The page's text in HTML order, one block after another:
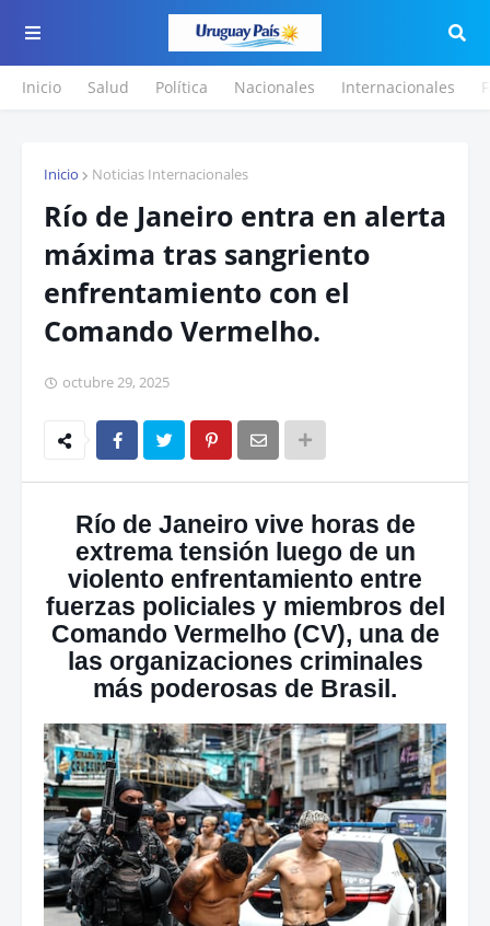
Inicio Salud Política Nacionales Internacionales
Inicio Noticias Internacionales
Río de Janeiro entra en alerta
máxima tras sangriento
enfrentamiento con el
Comando Vermelho.
octubre 29, 2025
Río de Janeiro vive horas de
extrema tensión luego de un
violento enfrentamiento entre
fuerzas policiales y miembros del
Comando Vermelho (CV), una de
las organizaciones criminales
más poderosas de Brasil.